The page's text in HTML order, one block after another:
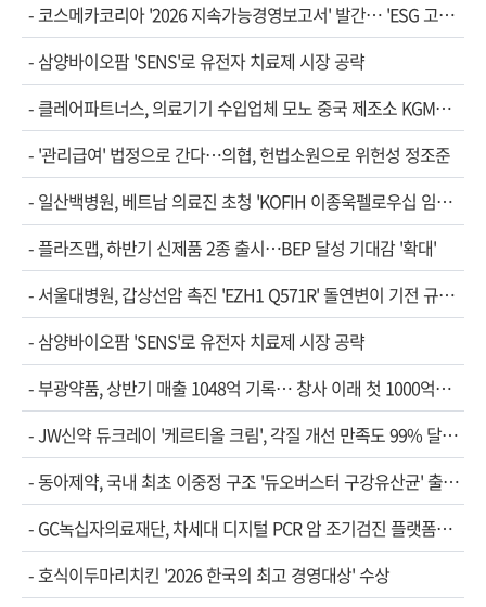
- 코스메카코리아 '2026 지속가능경영보고서' 발간… 'ESG 고…
- 삼양바이오팜 'SENS'로 유전자 치료제 시장 공략
- 클레어파트너스, 의료기기 수입업체 모노 중국 제조소 KGM…
- '관리급여' 법정으로 간다…의협, 헌법소원으로 위헌성 정조준
- 일산백병원, 베트남 의료진 초청 'KOFIH 이종욱펠로우십 임…
-플라즈맵, 하반기 신제품 2종 출시…BEP 달성 기대감 '확대'
- 서울대병원, 갑상선암 촉진 'EZH1 Q571R' 돌연변이 기전 규…
- 삼양바이오팜 'SENS'로 유전자 치료제 시장 공략
- 부광약품, 상반기 매출 1048억 기록… 창사 이래 첫 1000억…
-JW신약 듀크레이 '케르티올 크림', 각질 개선 만족도 99% 달…
-동아제약, 국내 최초 이중정 구조 '듀오버스터 구강유산균' 출…
- GC녹십자의료재단, 차세대 디지털 PCR 암 조기검진 플랫폼…
-호식이두마리치킨 '2026 한국의 최고 경영대상' 수상